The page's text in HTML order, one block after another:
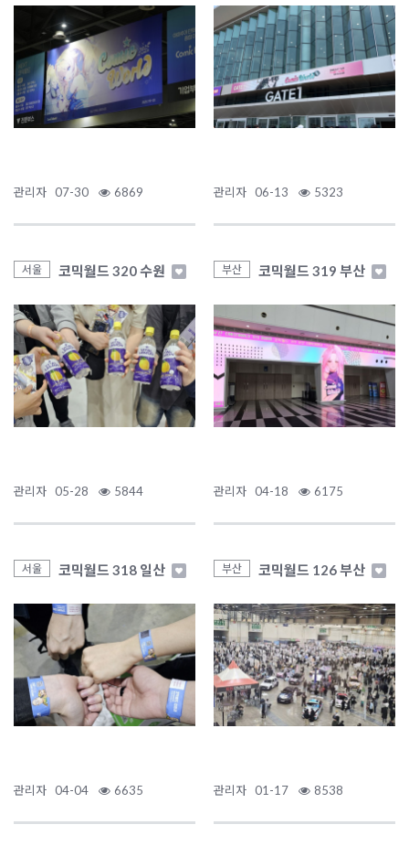
관리자 07-30 6869 관리자 06-13 5323
서울 코믹월드 320 수원
관리자 05-28 5844
부산 코믹월드 319 부산
관리자 04-18 6175
서울 코믹월드 318 일산
관리자 04-04 6635
부산 코믹월드 126 부산
관리자 01-17 8538